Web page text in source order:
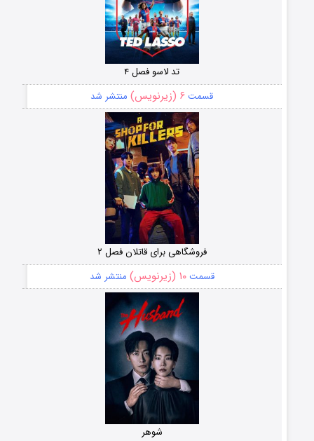
تد لاسو فصل ۴
قسمت ۶ (زیرنویس) منتشر شد
فروشگاهی برای قاتلان فصل ۲
قسمت۱۰ (زیرنویس) منتشر شد
شوهر